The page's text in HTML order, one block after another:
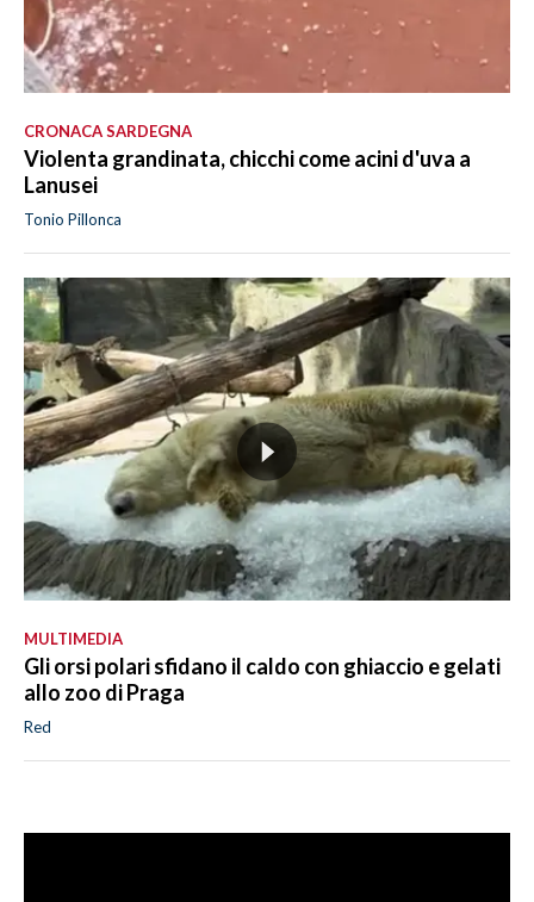
CRONACA SARDEGNA
Violenta grandinata, chicchi come acini d'uva a
Lanusei
Tonio Pillonca
MULTIMEDIA
Gli orsi polari sfidano il caldo con ghiaccio e gelati
allo zoo di Praga
Red